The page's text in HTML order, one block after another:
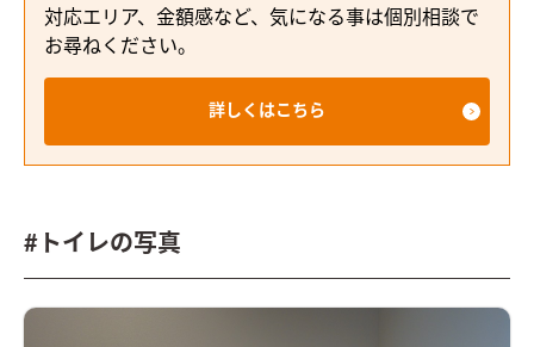
対応エリア、金額感など、気になる事は個別相談で
お尋ねください。
詳しくはこちら
#トイレの写真